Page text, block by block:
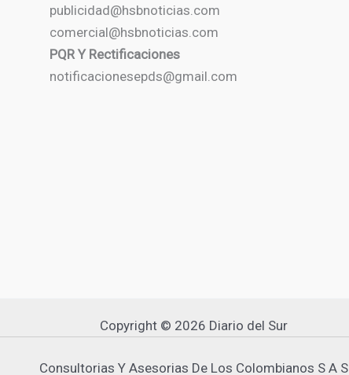
publicidad@hsbnoticias.com
comercial@hsbnoticias.com
PQR Y Rectificaciones
notificacionesepds@gmail.com
Copyright © 2026 Diario del Sur
Consultorias Y Asesorias De Los Colombianos S A S